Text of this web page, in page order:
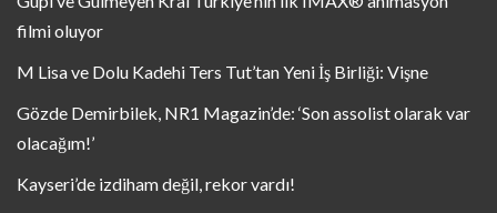
filmi oluyor
M Lisa ve Dolu Kadehi Ters Tut’tan Yeni İş Birliği: Vişne
Gözde Demirbilek, NR1 Magazin’de: ‘Son assolist olarak var
olacağım!’
Kayseri’de izdiham değil, rekor vardı!